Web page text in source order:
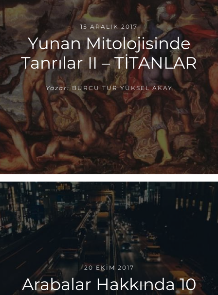
15 ARALIK 2017
Yunan Mitolojisinde
Tanrılar II – TİTANLAR
Yazar: BURCU TUR YÜKSEL AKAY
20 EKIM 2017
Arabalar Hakkında 10